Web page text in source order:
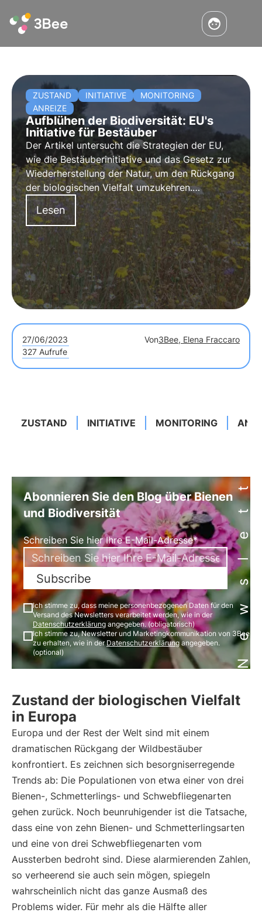
ZUSTAND INITIATIVE
MONITORING
ANREIZE
Aufblühen der Biodiversität: EU's
Initiative für Bestäuber
Der Artikel untersucht die Strategien der EU,
wie die Bestäuberinitiative und das Gesetz zur
Wiederherstellung der Natur, um den Rückgang
der biologischen Vielfalt umzukehren.
Außerdem wird der innovative Ansatz von
3Bee zur Unterstützung von Bestäubern und
Biodiversität durch Tech-Oasen vorgestellt
Lesen
27/06/2023 Von3Bee, Elena Fraccaro
327 Aufrufe
ZUSTAND INITIATIVE MONITORING Newsletter
Abonnieren Sie den Blog über Bienen
und Biodiversität
Schreiben Sie hier Ihre E-Mail-Adresse*
Subscribe
Ich stimme zu, dass meine personenbezogenen Daten für den
Versand des Newsletters verarbeitet werden, wie in der
Datenschutzerklärung angegeben. (obligatorisch)
Ich stimme zu, Newsletter und Marketingkommunikation von 3Bee
zu erhalten, wie in derDatenschutzerklärungangegeben.
(optional)
Zustand der biologischen Vielfalt
in Europa
Europa und der Rest der Welt sind mit einem
dramatischen Rückgang der Wildbestäuber
konfrontiert. Es zeichnen sich besorgniserregende
Trends ab: Die Populationen von etwa einer von drei
Bienen-, Schmetterlings- und Schwebfliegenarten
gehen zurück. Noch beunruhigender ist die Tatsache,
dass eine von zehn Bienen- und Schmetterlingsarten
und eine von drei Schwebfliegenarten vom
Aussterben bedroht sind. Diese alarmierenden Zahlen,
so verheerend sie auch sein mögen, spiegeln
wahrscheinlich nicht das ganze Ausmaß des
Problems wider. Für mehr als die Hälfte aller